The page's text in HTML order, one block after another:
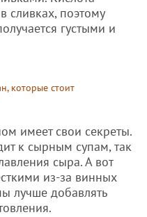
сливках, поэтому
густыми и
которые стоит
имеет свои секреты.
к сырным супам, так
сыра. А вот
из-за винных
лучше добавлять